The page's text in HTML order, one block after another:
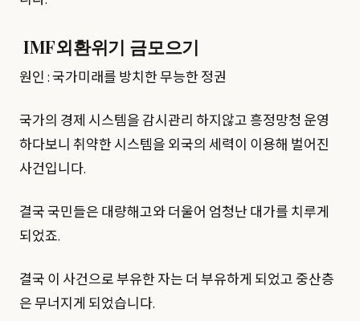
IMF외환위기 금모으기
원인 : 국가미래를 방치한 무능한 정권
국가의 경제 시스템을 감시관리 하지않고 흥정망청 운영
하다보니 취약한 시스템을 외국의 세력이 이용해 벌어진
사건입니다.
결국 국민들은 대량해고와 더울어 엄청난 대가를 치루게
되었죠.
결국 이 사건으로 부유한 자는 더 부유하게 되었고 중산층
은 무너지게 되었습니다.